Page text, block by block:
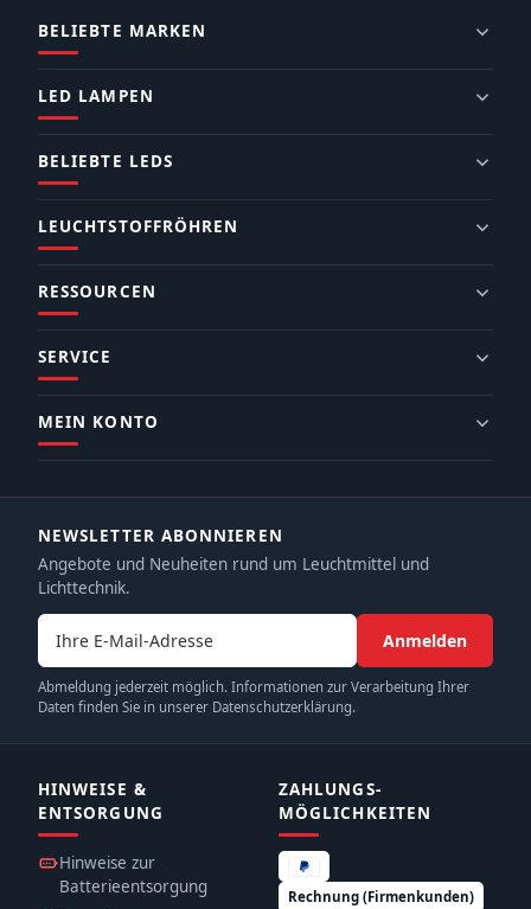
BELIEBTE MARKEN
LED LAMPEN
BELIEBTE LEDS
LEUCHTSTOFFRÖHREN
RESSOURCEN
SERVICE
MEIN KONTO
NEWSLETTER ABONNIEREN
Angebote und Neuheiten rund um Leuchtmittel und
Lichttechnik.
E-Mail-Adresse
Anmelden
Abmeldung jederzeit möglich. Informationen zur Verarbeitung Ihrer
Daten finden Sie in unserer Datenschutzerklärung.
HINWEISE &
ENTSORGUNG
Hinweise zur
Batterieentsorgung
ZAHLUNGS­
MÖGLICHKEITEN
Rechnung (Firmenkunden)